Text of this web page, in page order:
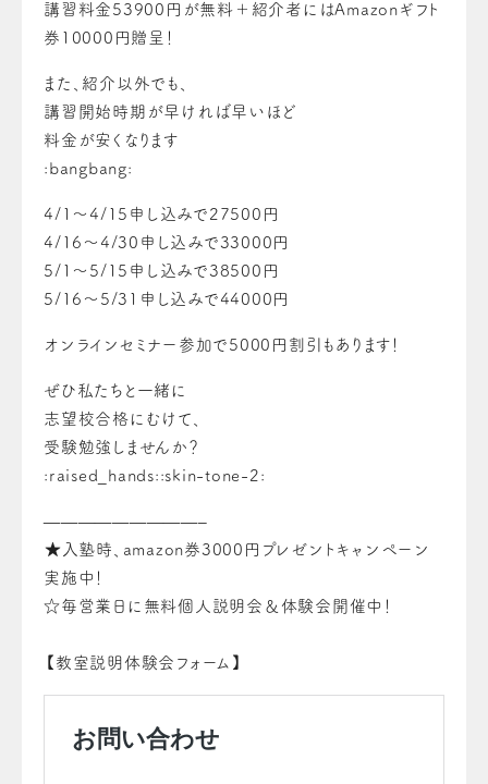
講習料金53900円が無料＋紹介者にはAmazonギフト
券10000円贈呈！
また、紹介以外でも、
講習開始時期が早ければ早いほど
料金が安くなります
:bangbang:
4/1～4/15申し込みで27500円
4/16～4/30申し込みで33000円
5/1～5/15申し込みで38500円
5/16～5/31申し込みで44000円
オンラインセミナー参加で5000円割引もあります！
ぜひ私たちと一緒に
志望校合格にむけて、
受験勉強しませんか？
:raised_hands::skin-tone-2:
—————————–
⁡★入塾時、amazon券3000円プレゼントキャンペーン
実施中！
☆毎営業日に無料個人説明会＆体験会開催中！
【教室説明体験会フォーム】